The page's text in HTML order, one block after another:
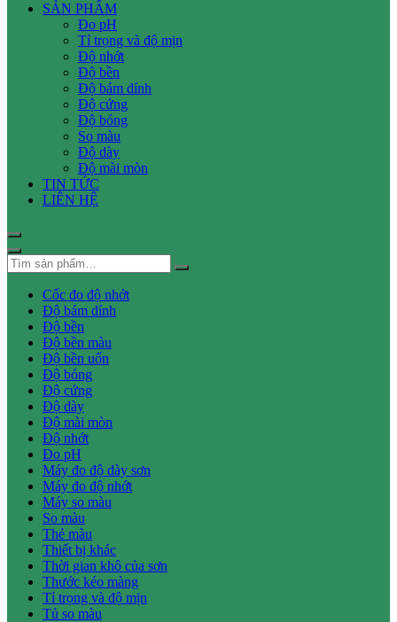
SẢN PHẨM
Đo pH
Tỉ trọng và độ mịn
Độ nhớt
Độ bền
Độ bám dính
Độ cứng
Độ bóng
So màu
Độ dày
Độ mài mòn
TIN TỨC
LIÊN HỆ
Cốc đo độ nhớt
Độ bám dính
Độ bền
Độ bền màu
Độ bền uốn
Độ bóng
Độ cứng
Độ dày
Độ mài mòn
Độ nhớt
Đo pH
Máy đo độ dày sơn
Máy đo độ nhớt
Máy so màu
So màu
Thẻ màu
Thiết bị khác
Thời gian khô của sơn
Thước kéo màng
Tỉ trọng và độ mịn
Tủ so màu